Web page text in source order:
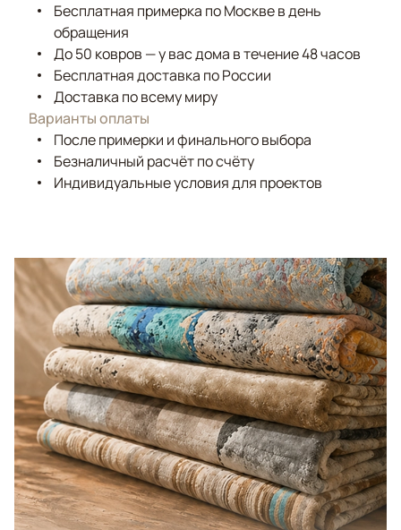
Бесплатная примерка по Москве в день
обращения
До 50 ковров — у вас дома в течение 48 часов
Бесплатная доставка по России
Доставка по всему миру
Варианты оплаты
После примерки и финального выбора
Безналичный расчёт по счёту
Индивидуальные условия для проектов